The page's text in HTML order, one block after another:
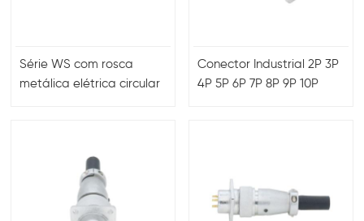
Série WS com rosca
metálica elétrica circular
Conector Industrial 2P 3P
4P 5P 6P 7P 8P 9P 10P